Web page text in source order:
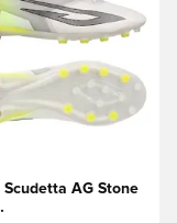
Scudetta AG Stone